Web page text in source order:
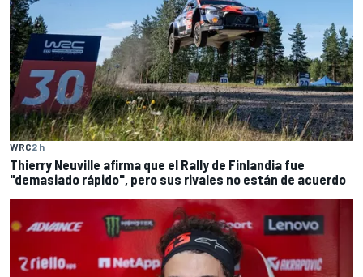
WRC2 h
Thierry Neuville afirma que el Rally de Finlandia fue
"demasiado rápido", pero sus rivales no están de acuerdo